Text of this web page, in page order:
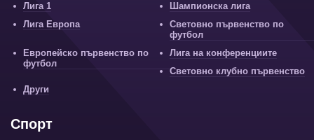
Лига 1
Шампионска лига
Лига Европа
Световно първенство по
футбол
Европейско първенство по
футбол
Лига на конференциите
Световно клубно първенство
Други
Спорт